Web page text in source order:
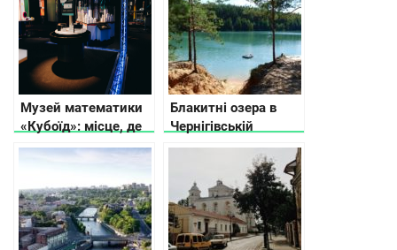
Музей математики
«Кубоїд»: місце, де
числа оживають
Блакитні озера в
Чернігівській
області